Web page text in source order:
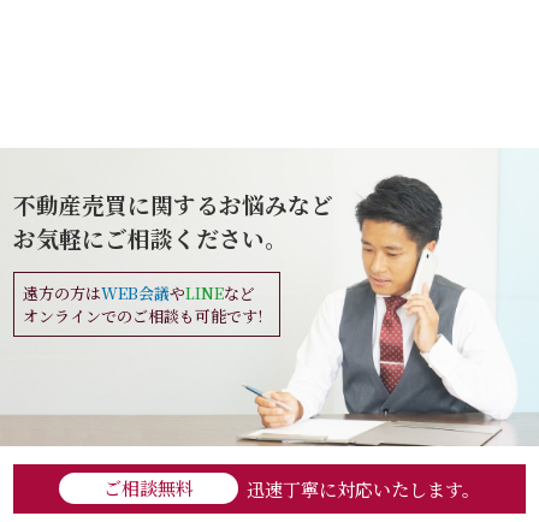
不動産売買に関するお悩みなど
お気軽にご相談ください。
遠方の方はWEB会議やLINEなど
オンラインでのご相談も可能です!
ご相談無料 迅速丁寧に対応いたします。